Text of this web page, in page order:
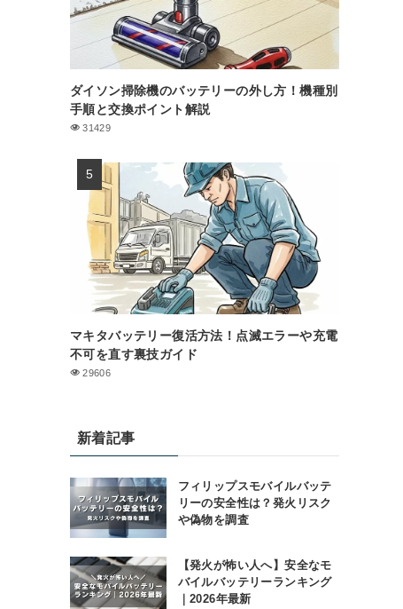
ダイソン掃除機のバッテリーの外し方！機種別
手順と交換ポイント解説
31429
マキタバッテリー復活方法！点滅エラーや充電
不可を直す裏技ガイド
29606
新着記事
フィリップスモバイルバッテ
リーの安全性は？発火リスク
や偽物を調査
【発火が怖い人へ】安全なモ
バイルバッテリーランキング
｜2026年最新